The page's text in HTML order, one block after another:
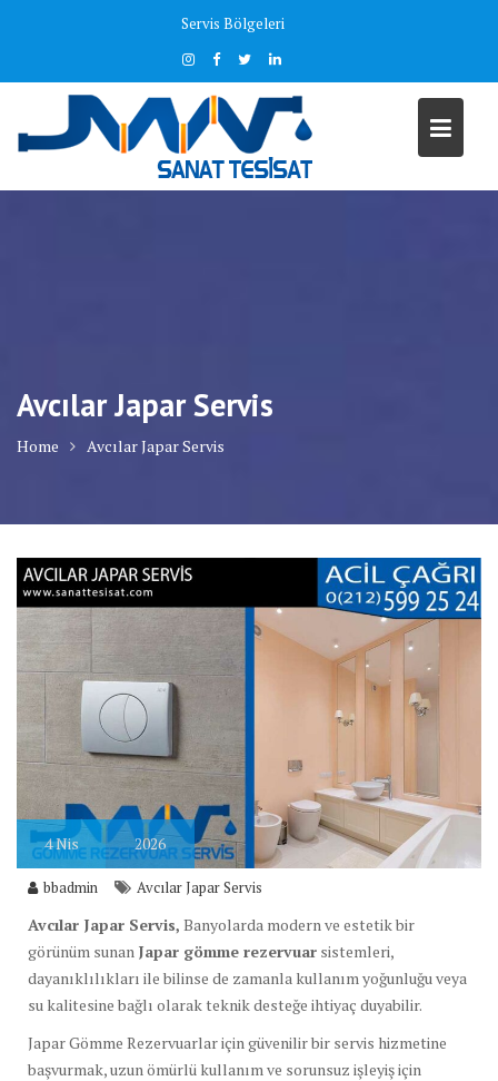
Servis Bölgeleri
Avcılar Japar Servis
Home Avcılar Japar Servis
4Nis 2026
bbadmin Avcılar Japar Servis
Avcılar Japar Servis, Banyolarda modern ve estetik bir
görünüm sunan Japar gömme rezervuar sistemleri,
dayanıklılıkları ile bilinse de zamanla kullanım yoğunluğu veya
su kalitesine bağlı olarak teknik desteğe ihtiyaç duyabilir.
Japar Gömme Rezervuarlar için güvenilir bir servis hizmetine
başvurmak, uzun ömürlü kullanım ve sorunsuz işleyiş için